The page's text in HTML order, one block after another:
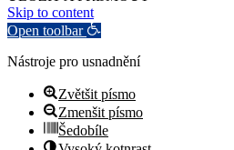
Skip to content
Open toolbar
Nástroje pro usnadnění
Zvětšit písmo
Zmenšit písmo
Šedobíle